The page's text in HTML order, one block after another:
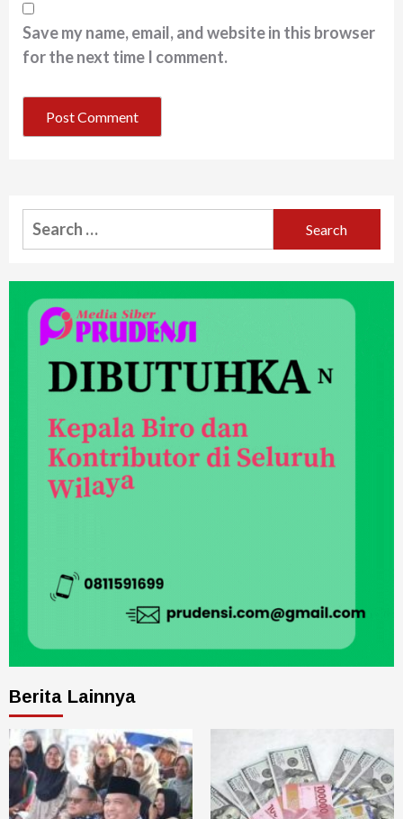
Save my name, email, and website in this browser
for the next time I comment.
Berita Lainnya